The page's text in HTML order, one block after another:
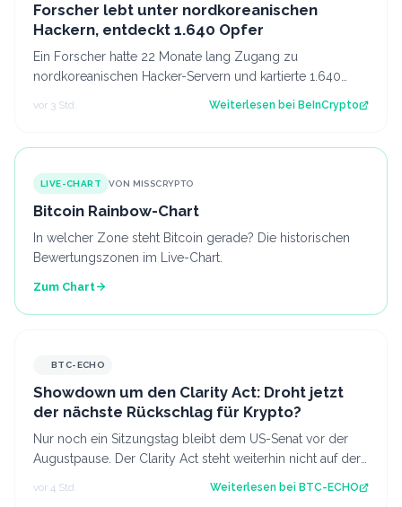
Forscher lebt unter nordkoreanischen
Hackern, entdeckt 1.640 Opfer
Ein Forscher hatte 22 Monate lang Zugang zu
nordkoreanischen Hacker-Servern und kartierte 1.640
Opfer in 57 Ländern. Der Beitrag Forscher le…
vor 3 Std. Weiterlesen bei BeInCrypto
LIVE-CHART VON MISSCRYPTO
Bitcoin Rainbow-Chart
In welcher Zone steht Bitcoin gerade? Die historischen
Bewertungszonen im Live-Chart.
Zum Chart
BTC-ECHO
Showdown um den Clarity Act: Droht jetzt
der nächste Rückschlag für Krypto?
Nur noch ein Sitzungstag bleibt dem US-Senat vor der
Augustpause. Der Clarity Act steht weiterhin nicht auf der
vor 4 Std. Weiterlesen bei BTC-ECHO